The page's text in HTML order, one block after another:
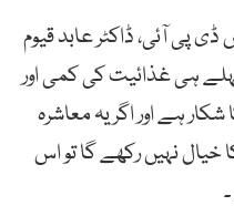
ڈی پی آئی، ڈاکٹر عابد قیوم
ہی غذائیت کی کمی اور
ہے اور اگر یہ معاشرہ
خیال نہیں رکھے گا تو اس